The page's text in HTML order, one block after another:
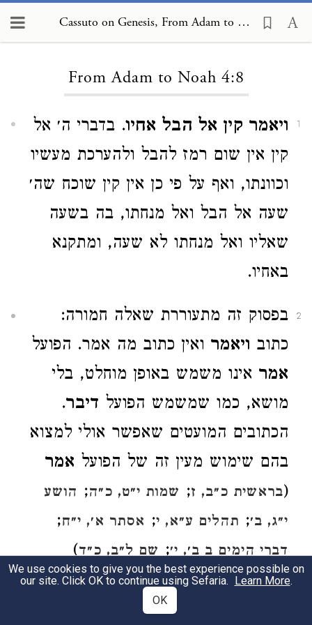
Cassuto on Genesis, From Adam to Noah 4:8
From Adam to Noah 4:8
1 ויאמר קין אל הבל אחיו. בדברי ה׳ אל
קין אין שום רמז להבל ולהערכת מעשיו
וכוונתו, ואף על פי כן אין קין שוכח שה׳
שעה אל הבל ואל מנחתו, בה בשעה
שאליו ואל מנחתו לא שעה, ומתקנא
באחיו.
2
בפסוק זה מתעוררת שאלה חמורה:
כתוב ויאמר ואין כתוב מה אמר. הפועל
אמר אינו משמש באופן מוחלט, בלי
מושא, כמו שמשמש הפועל דיבר.
הכתובים המועטים שאפשר אולי למצוא
בהם שימוש מעין זה של הפועל אמר
(בראשית כ״ב, ז; שמות י״ט, כ״ה; הושע
י״ג, ב׳; תהלים ע״א, י; אסתר א׳, י״ח;
דברי הימים ב ב׳, י׳;שם ל״ב, כ״ד)
מוטלים בספק. מסורת פרשנית קדומה,
המשתקפת בתרגומים העתיקים,
We use cookies to give you the best experience possible on
our site. Click OK to continue using Sefaria. Learn More.
OK